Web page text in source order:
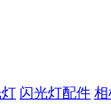
闪光灯配件 相